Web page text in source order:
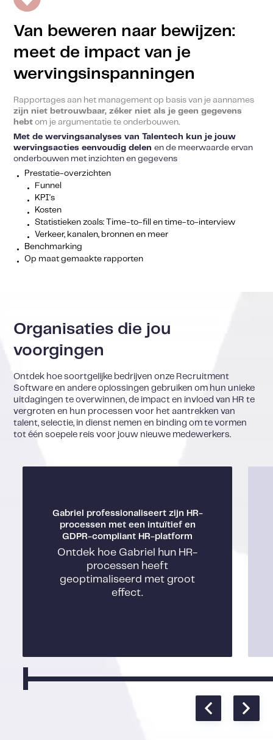
Van beweren naar bewijzen:
meet de impact van je
wervingsinspanningen
Rapportages aan het management op basis van je aannames
zijn niet betrouwbaar, zéker niet als je geen gegevens
hebt om je argumentatie te onderbouwen.
Met de wervingsanalyses van Talentech kun je jouw
wervingsacties eenvoudig delenen de meerwaarde ervan
onderbouwen met inzichten en gegevens
Prestatie-overzichten
Funnel
KPI's
Kosten
Statistieken zoals: Time-to-fill en time-to-interview
Verkeer, kanalen, bronnen en meer
Benchmarking
Op maat gemaakte rapporten
Organisaties die jou
voorgingen
Ontdek hoe soortgelijke bedrijven onze Recruitment
Software en andere oplossingen gebruiken om hun unieke
uitdagingen te overwinnen, de impact en invloed van HR te
vergroten en hun processen voor het aantrekken van
talent, selectie, in dienst nemen en binding om te vormen
tot één soepele reis voor jouw nieuwe medewerkers.
Gabriel professionaliseert zijn HR-
processen met een intuïtief en
GDPR-compliant HR-platform
Ontdek hoe Gabriel hun HR-
processen heeft
geoptimaliseerd met groot
effect.